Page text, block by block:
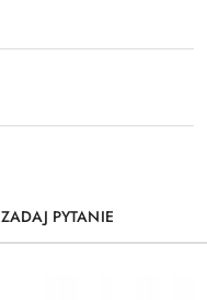
ZADAJ PYTANIE